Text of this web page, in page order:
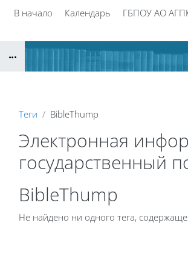
В начало Календарь ГБПОУ АО
Теги BibleThump
Электронная
государственный
Блоки
BibleThump
Не найдено ни одного тега,